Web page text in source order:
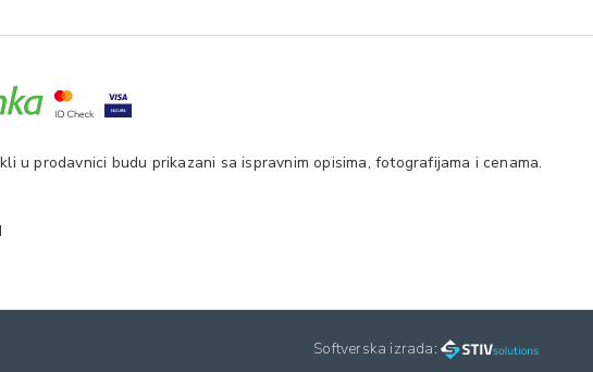
u prodavnici budu prikazani sa ispravnim opisima, fotografijama i cenama.
Softverska izrada: